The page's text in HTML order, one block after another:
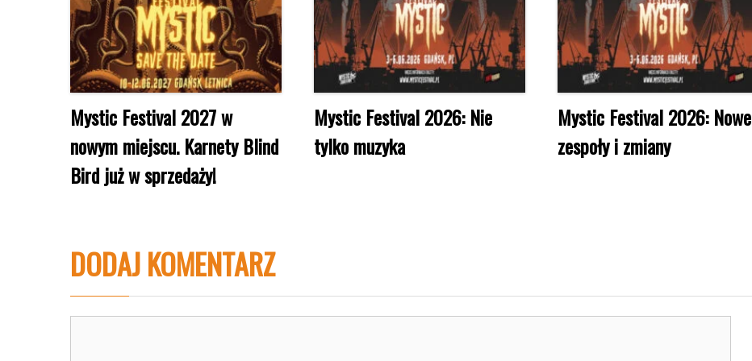
Mystic Festival 2027 w
nowym miejscu. Karnety Blind
Bird już w sprzedaży!
Mystic Festival 2026: Nie
tylko muzyka
Mystic Festival 2026: Nowe
zespoły i zmiany
DODAJ KOMENTARZ